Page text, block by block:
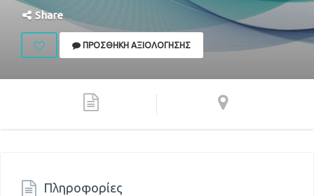
Share
ΠΡΟΣΘΉΚΗ ΑΞΙΟΛΌΓΗΣΗΣ
Πληροφορίες